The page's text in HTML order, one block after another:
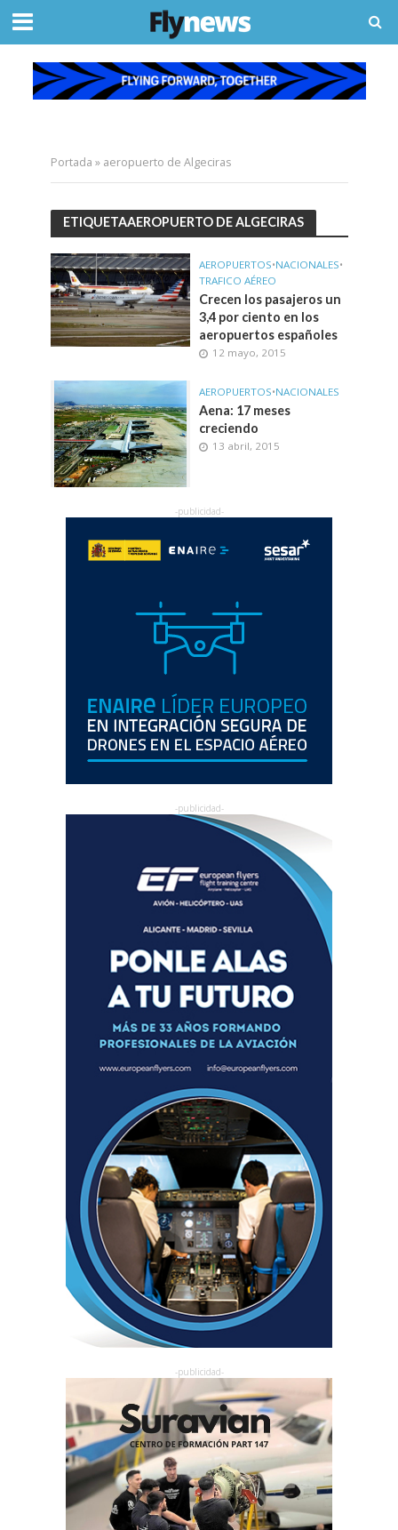
Portada » aeropuerto de Algeciras
ETIQUETAAEROPUERTO DE ALGECIRAS
AEROPUERTOS•NACIONALES•
TRAFICO AÉREO
Crecen los pasajeros un
3,4 por ciento en los
aeropuertos españoles
12 mayo, 2015
AEROPUERTOS•NACIONALES
Aena: 17 meses
creciendo
13 abril, 2015